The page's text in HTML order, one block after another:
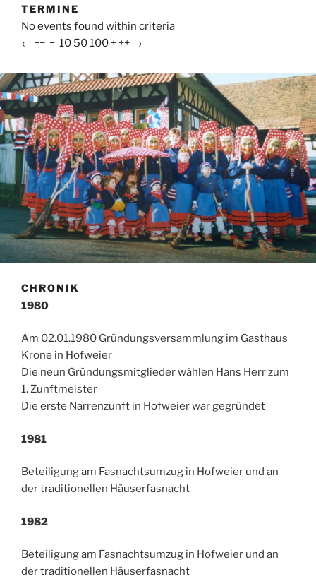
TERMINE
No events found within criteria
← −− − 10 50100 + ++ →
CHRONIK
1980
Am 02.01.1980 Gründungsversammlung im Gasthaus
Krone in Hofweier
Die neun Gründungsmitglieder wählen Hans Herr zum
1. Zunftmeister
Die erste Narrenzunft in Hofweier war gegründet
1981
Beteiligung am Fasnachtsumzug in Hofweier und an
der traditionellen Häuserfasnacht
1982
Beteiligung am Fasnachtsumzug in Hofweier und an
der traditionellen Häuserfasnacht